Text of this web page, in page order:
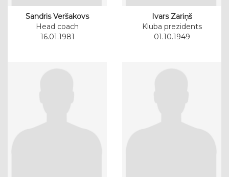
Sandris Veršakovs
Head coach
16.01.1981
Ivars Zariņš
Kluba prezidents
01.10.1949